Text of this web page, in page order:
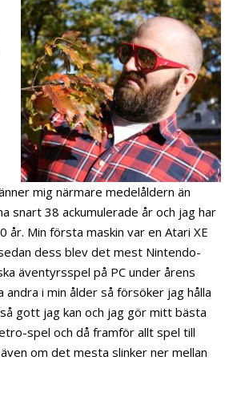
mig närmare medelåldern än
snart 38 ackumulerade år och jag har
år. Min första maskin var en Atari XE
dess blev det mest Nintendo-
äventyrsspel på PC under årens
andra i min ålder så försöker jag hålla
gott jag kan och jag gör mitt bästa
spel och då framför allt spel till
om det mesta slinker ner mellan